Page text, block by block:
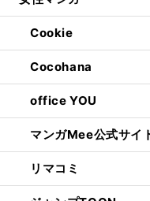
Cookie
Cocohana
office YOU
マンガMee公式サイ
リマコミ